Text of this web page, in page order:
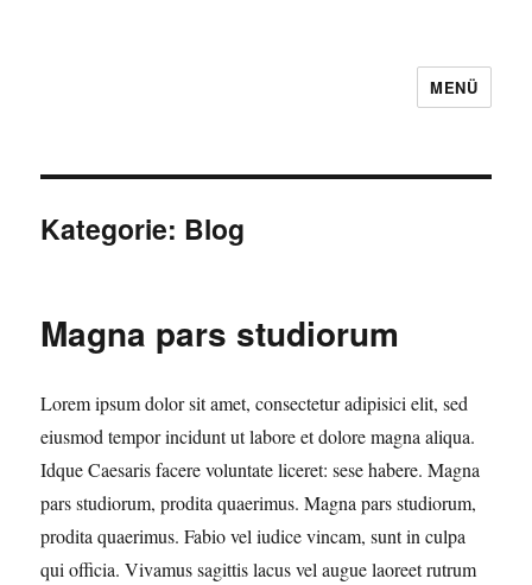
MENÜ
Kategorie: Blog
Magna pars studiorum
Lorem ipsum dolor sit amet, consectetur adipisici elit, sed
eiusmod tempor incidunt ut labore et dolore magna aliqua.
Idque Caesaris facere voluntate liceret: sese habere. Magna
pars studiorum, prodita quaerimus. Magna pars studiorum,
prodita quaerimus. Fabio vel iudice vincam, sunt in culpa
qui officia. Vivamus sagittis lacus vel augue laoreet rutrum